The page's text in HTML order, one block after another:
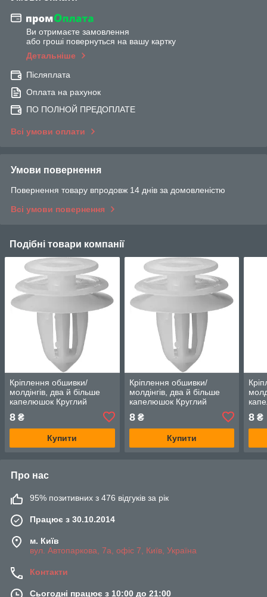
Ви отримаєте замовлення
або гроші повернуться на вашу картку
Детальніше
Післяплата
Оплата на рахунок
ПО ПОЛНОЙ ПРЕДОПЛАТЕ
Всі умови оплати
Умови повернення
Повернення товару впродовж 14 днів за домовленістю
Всі умови повернення
Подібні товари компанії
Кріплення обшивки/
молдінгів, два й більше
капелюшок Круглий
8 ₴
Купити
Кріплення обшивки/
молдінгів, два й більше
капелюшок Круглий
8₴
Купити
8 ₴
Про нас
95% позитивних з 476 відгуків за рік
Працює з 30.10.2014
м. Київ
вул. Автопаркова, 7а, офіс 7, Київ, Україна
Контакти
Сьогодні працює з 10:00 до 21:00